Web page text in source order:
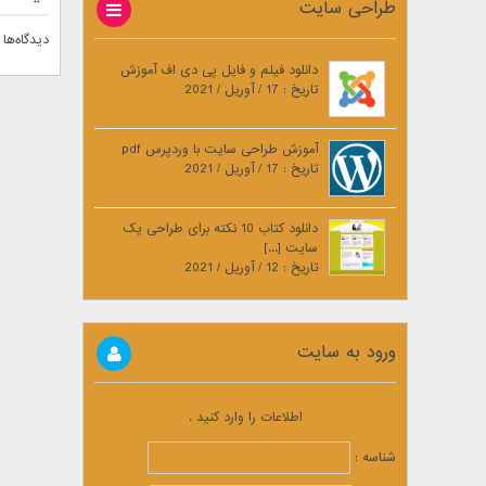
طراحی سایت
دانلود فیلم و فایل پی دی اف آموزش
تاریخ : 17 / آوریل / 2021
آموزش طراحی سایت با وردپرس pdf
تاریخ : 17 / آوریل / 2021
دانلود کتاب 10 نکته برای طراحی یک
سایت [...]
تاریخ : 12 / آوریل / 2021
ورود به سایت
اطلاعات را وارد کنید .
شناسه :